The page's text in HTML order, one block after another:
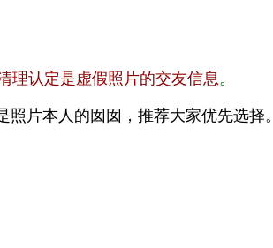
理认定是虚假照片的交友信息。
片本人的囡囡，推荐大家优先选择。